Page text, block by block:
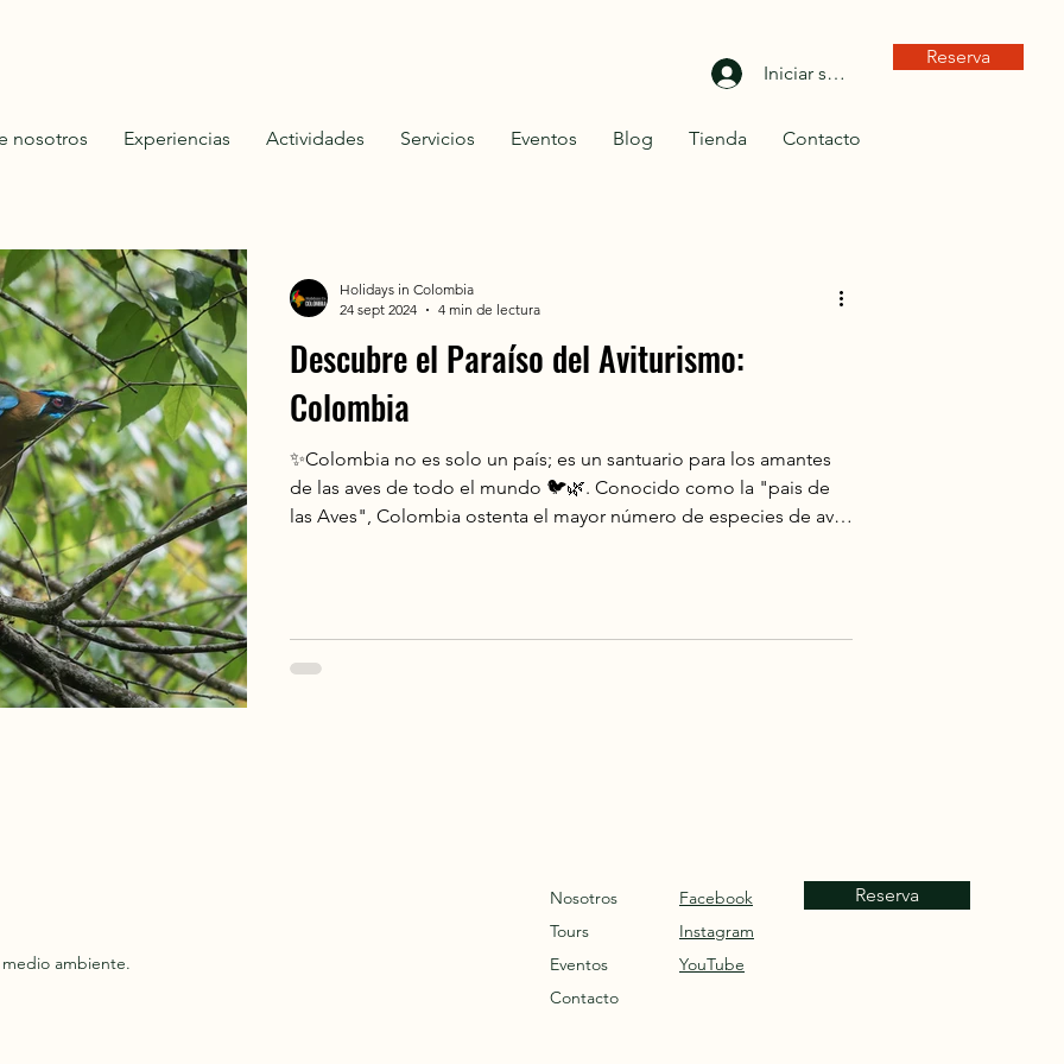
Iniciar sesión
nosotros Experiencias Actividades Servicios Eventos Blog Tienda Contacto
Reserva
Descubre el Paraíso del Aviturismo:
Colombia
✨Colombia no es solo un país; es un santuario para los amantes
de las aves de todo el mundo 🐦🌿. Conocido como la "pais de
las Aves", Colombia ostenta el mayor número de especies de aves
tu próximo destino de aviturismo, descubre algunas de la
Holidays in Colombia
24 sept 2024
4 min de lectura
ambiente.
Nosotros
Tours
Eventos
Contacto
Facebook
Instagram
YouTube
Reserva